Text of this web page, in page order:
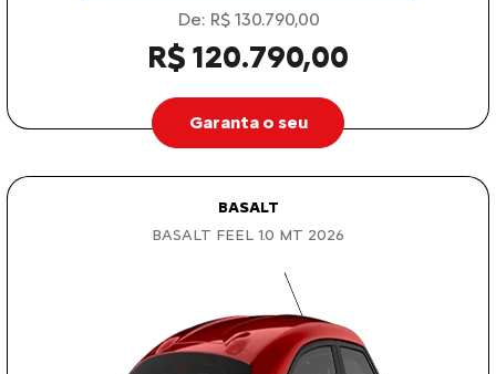
De: R$ 130.790,00
R$ 120.790,00
Garanta o seu
BASALT
BASALT FEEL 1.0 MT 2026